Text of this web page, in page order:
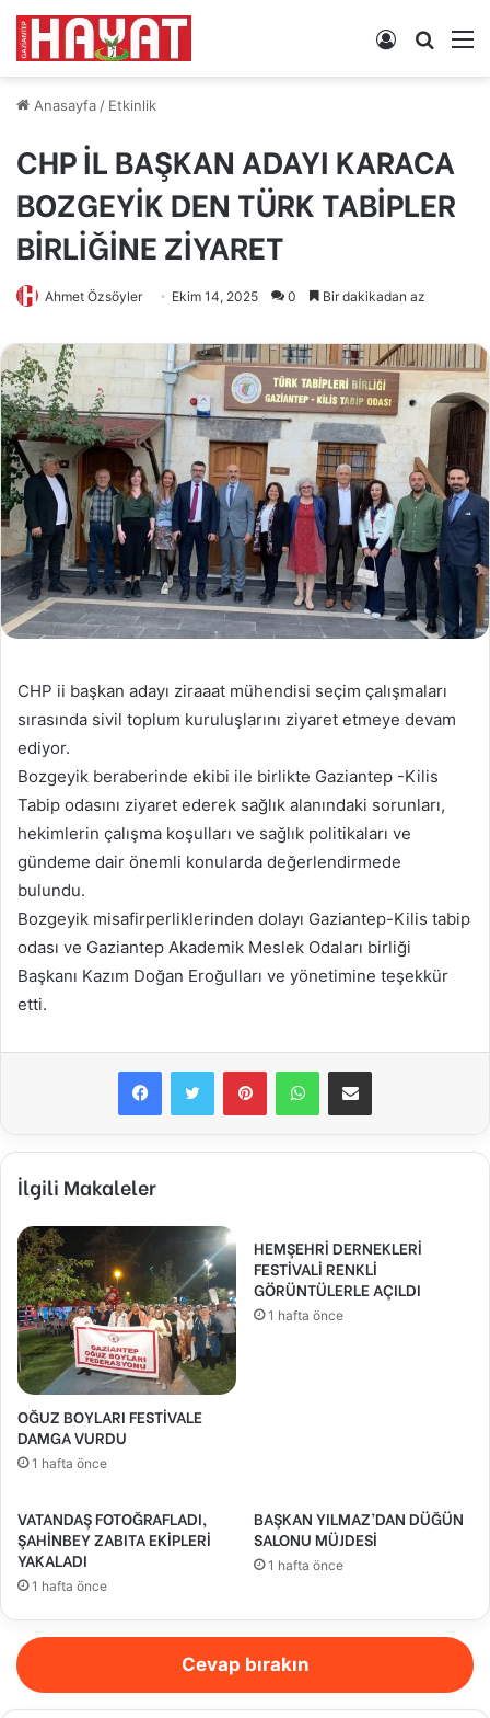
Arama
Kayıt
Anasayfa/ Etkinlik
CHP İL BAŞKAN ADAYI KARACA
BOZGEYİK DEN TÜRK TABİPLER
BİRLİĞİNE ZİYARET
Ahmet Özsöyler Ekim 14, 2025 0 Bir dakikadan az
CHP ii başkan adayı ziraaat mühendisi seçim çalışmaları
sırasında sivil toplum kuruluşlarını ziyaret etmeye devam
ediyor.
Bozgeyik beraberinde ekibi ile birlikte Gaziantep -Kilis
Tabip odasını ziyaret ederek sağlık alanındaki sorunları,
hekimlerin çalışma koşulları ve sağlık politikaları ve
gündeme dair önemli konularda değerlendirmede
bulundu.
Bozgeyik misafirperliklerinden dolayı Gaziantep-Kilis tabip
odası ve Gaziantep Akademik Meslek Odaları birliği
Başkanı Kazım Doğan Eroğulları ve yönetimine teşekkür
etti.
FacebookTwitter PinterestWhatsAppE-Posta ile paylaş
İlgili Makaleler
OĞUZ BOYLARI FESTİVALE
DAMGA VURDU
1 hafta önce
HEMŞEHRİ DERNEKLERİ
FESTİVALİ RENKLİ
GÖRÜNTÜLERLE AÇILDI
1 hafta önce
VATANDAŞ FOTOĞRAFLADI,
ŞAHİNBEY ZABITA EKİPLERİ
YAKALADI
1 hafta önce
BAŞKAN YILMAZ’DAN DÜĞÜN
SALONU MÜJDESİ
1 hafta önce
Cevap bırakın